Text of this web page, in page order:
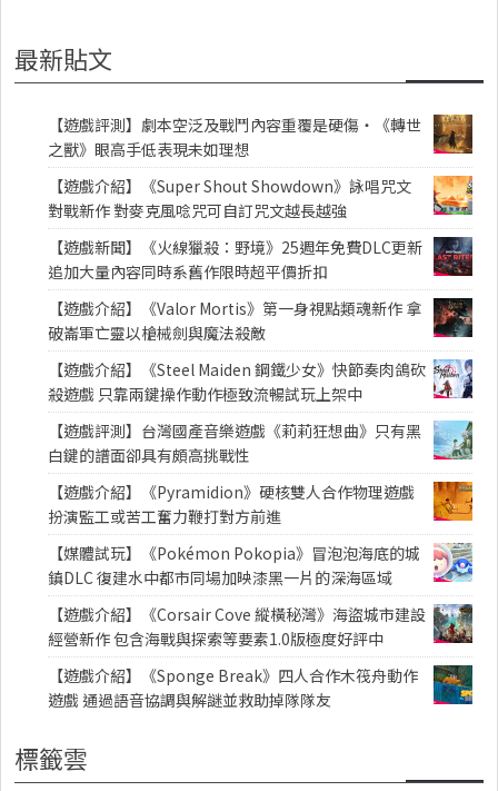
最新貼文
【遊戲評測】劇本空泛及戰鬥內容重覆是硬傷・《轉世
之獸》眼高手低表現未如理想
【遊戲介紹】《Super Shout Showdown》詠唱咒文
對戰新作 對麥克風唸咒可自訂咒文越長越強
【遊戲新聞】《火線獵殺：野境》25週年免費DLC更新
追加大量內容同時系舊作限時超平價折扣
【遊戲介紹】《Valor Mortis》第一身視點類魂新作 拿
破崙軍亡靈以槍械劍與魔法殺敵
【遊戲介紹】《Steel Maiden 鋼鐵少女》快節奏肉鴿砍
殺遊戲 只靠兩鍵操作動作極致流暢試玩上架中
【遊戲評測】台灣國產音樂遊戲《莉莉狂想曲》只有黑
白鍵的譜面卻具有頗高挑戰性
【遊戲介紹】《Pyramidion》硬核雙人合作物理遊戲
扮演監工或苦工奮力鞭打對方前進
【媒體試玩】《Pokémon Pokopia》冒泡泡海底的城
鎮DLC 復建水中都市同場加映漆黑一片的深海區域
【遊戲介紹】《Corsair Cove 縱橫秘灣》海盜城市建設
經營新作 包含海戰與探索等要素1.0版極度好評中
【遊戲介紹】《Sponge Break》四人合作木筏舟動作
遊戲 通過語音協調與解謎並救助掉隊隊友
標籤雲